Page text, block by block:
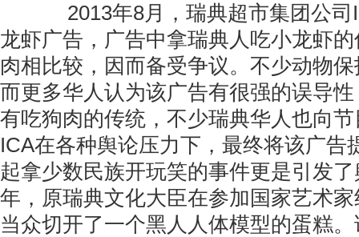
2013年8月，瑞典超市集团公司
龙虾广告，广告中拿瑞典人吃小龙虾
肉相比较，因而备受争议。不少动物
而更多华人认为该广告有很强的误导
有吃狗肉的传统，不少瑞典华人也向
ICA在各种舆论压力下，最终将该广告
起拿少数民族开玩笑的事件更是引发
年，原瑞典文化大臣在参加国家艺术
当众切开了一个黑人人体模型的蛋糕